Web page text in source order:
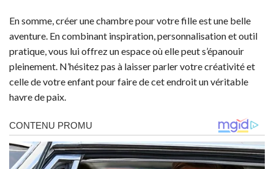
En somme, créer une chambre pour votre fille est une belle
aventure. En combinant inspiration, personnalisation et outil
pratique, vous lui offrez un espace où elle peut s’épanouir
pleinement. N’hésitez pas à laisser parler votre créativité et
celle de votre enfant pour faire de cet endroit un véritable
havre de paix.